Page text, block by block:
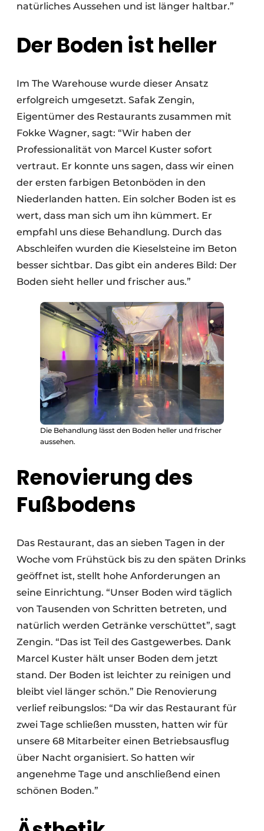
natürliches Aussehen und ist länger haltbar.”
Der Boden ist heller
Im The Warehouse wurde dieser Ansatz
erfolgreich umgesetzt. Safak Zengin,
Eigentümer des Restaurants zusammen mit
Fokke Wagner, sagt: “Wir haben der
Professionalität von Marcel Kuster sofort
vertraut. Er konnte uns sagen, dass wir einen
der ersten farbigen Betonböden in den
Niederlanden hatten. Ein solcher Boden ist es
wert, dass man sich um ihn kümmert. Er
empfahl uns diese Behandlung. Durch das
Abschleifen wurden die Kieselsteine im Beton
besser sichtbar. Das gibt ein anderes Bild: Der
Boden sieht heller und frischer aus.”
Die Behandlung lässt den Boden heller und frischer
aussehen.
Renovierung des
Fußbodens
Das Restaurant, das an sieben Tagen in der
Woche vom Frühstück bis zu den späten Drinks
geöffnet ist, stellt hohe Anforderungen an
seine Einrichtung. “Unser Boden wird täglich
von Tausenden von Schritten betreten, und
natürlich werden Getränke verschüttet”, sagt
Zengin. “Das ist Teil des Gastgewerbes. Dank
Marcel Kuster hält unser Boden dem jetzt
stand. Der Boden ist leichter zu reinigen und
bleibt viel länger schön.” Die Renovierung
verlief reibungslos: “Da wir das Restaurant für
zwei Tage schließen mussten, hatten wir für
unsere 68 Mitarbeiter einen Betriebsausflug
über Nacht organisiert. So hatten wir
angenehme Tage und anschließend einen
schönen Boden.”